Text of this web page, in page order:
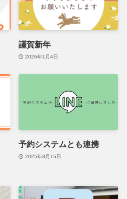
謹賀新年
2026年1月4日
予約システムとも連携
2025年8月15日